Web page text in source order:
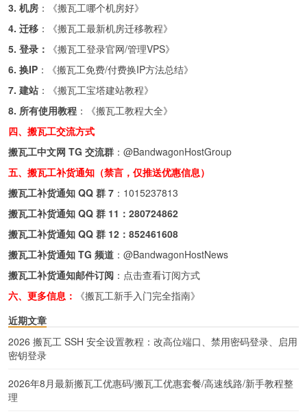
3. 机房 ：《搬瓦工哪个机房好》
4. 迁移 ：《搬瓦工最新机房迁移教程》
5. 登录：
《搬瓦工登录官网/管理VPS》
6. 换IP ：《搬瓦工免费/付费换IP方法总结》
7. 建站 ：《搬瓦工宝塔建站教程》
8. 所有使用教程 ：《搬瓦工教程大全》
四、搬瓦工交流方式
搬瓦工中文网 TG 交流群 ： @BandwagonHostGroup
五、搬瓦工补货通知（禁言，仅推送优惠信息）
搬瓦工补货通知 QQ 群 7 ： 1015237813
搬瓦工补货通知 QQ 群 11： 280724862
搬瓦工补货通知 QQ 群 12： 852461608
搬瓦工补货通知 TG 频道 ： @BandwagonHostNews
搬瓦工补货通知邮件订阅 ： 点击查看订阅方式
六、更多信息：
《搬瓦工新手入门完全指南》
近期文章
2026 搬瓦工 SSH 安全设置教程：改高位端口、禁用密码登录、启用
密钥登录
2026年8月最新搬瓦工优惠码/搬瓦工优惠套餐/高速线路/新手教程整
理